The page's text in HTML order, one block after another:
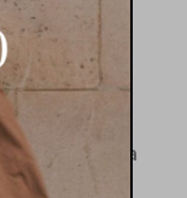
lazo
forma
Esta
con
a una velada